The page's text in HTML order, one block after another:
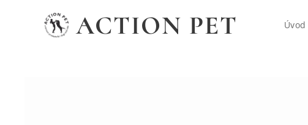
ACTION PET Úvod